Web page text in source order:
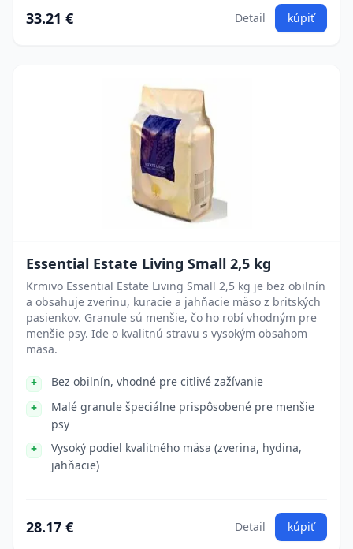
33.21 € Detail kúpiť
Essential Estate Living Small 2,5 kg
Krmivo Essential Estate Living Small 2,5 kg je bez obilnín
a obsahuje zverinu, kuracie a jahňacie mäso z britských
pasienkov. Granule sú menšie, čo ho robí vhodným pre
menšie psy. Ide o kvalitnú stravu s vysokým obsahom
mäsa.
Bez obilnín, vhodné pre citlivé zažívanie
Malé granule špeciálne prispôsobené pre menšie
psy
Vysoký podiel kvalitného mäsa (zverina, hydina,
jahňacie)
28.17 € Detail kúpiť